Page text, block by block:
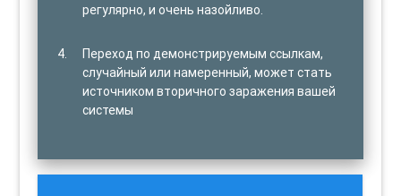
регулярно, и очень назойливо.
Переход по демонстрируемым ссылкам,
случайный или намеренный, может стать
источником вторичного заражения вашей
системы